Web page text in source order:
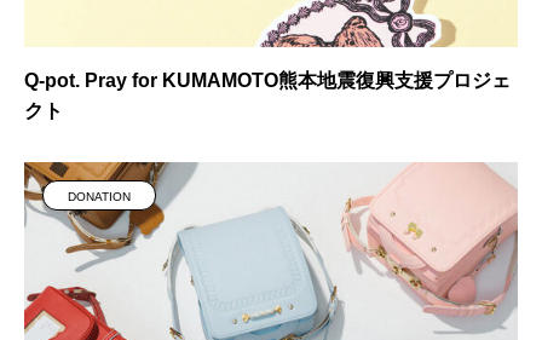
Q-pot. Pray for KUMAMOTO熊本地震復興支援プロジェ
クト
DONATION